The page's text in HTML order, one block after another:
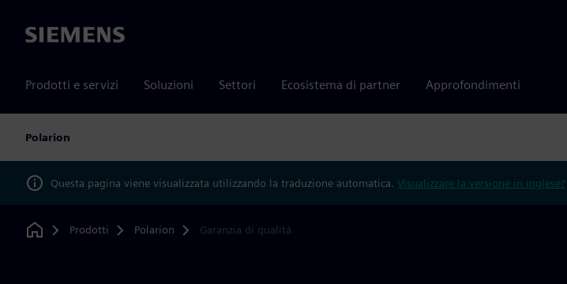
Siemens
Prodotti e servizi Soluzioni Settori Ecosistema di partner Approfondimenti
Polarion
Questa pagina viene visualizzata utilizzando la traduzione automatica. Visualizzare la versione in inglese?
Home
Prodotti Polarion Garanzia di qualità